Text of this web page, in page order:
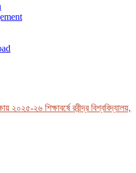
২৬ শিক্ষাবর্ষে রবীন্দ্র